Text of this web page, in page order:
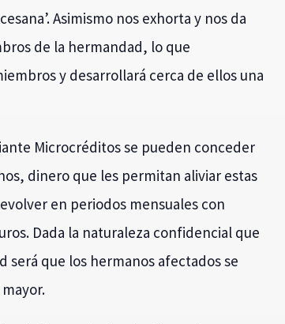
Asimismo nos exhorta y nos da
de la hermandad, lo que
y desarrollará cerca de ellos una
Microcréditos se pueden conceder
dinero que les permitan aliviar estas
en periodos mensuales con
Dada la naturaleza confidencial que
que los hermanos afectados se